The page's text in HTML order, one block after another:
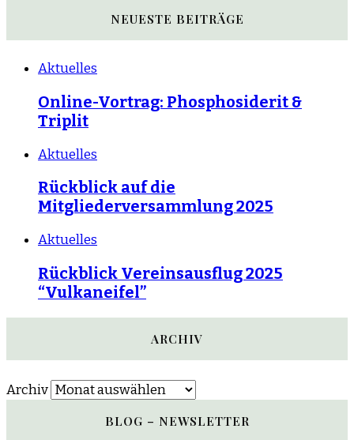
NEUESTE BEITRÄGE
Aktuelles
Online-Vortrag: Phosphosiderit &
Triplit
Aktuelles
Rückblick auf die
Mitgliederversammlung 2025
Aktuelles
Rückblick Vereinsausflug 2025
“Vulkaneifel”
ARCHIV
Archiv
BLOG – NEWSLETTER